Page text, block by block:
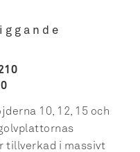
10, 12, 15 och
tillverkad i massivt